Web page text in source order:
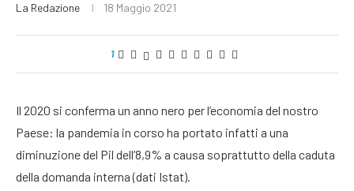
La Redazione 18 Maggio 2021
1
Il 2020 si conferma un anno nero per l’economia del nostro
Paese: la pandemia in corso ha portato infatti a una
diminuzione del Pil dell’8,9% a causa soprattutto della caduta
della domanda interna (dati Istat).